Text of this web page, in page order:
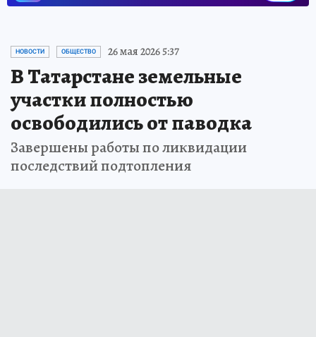
НОВОСТИ ОБЩЕСТВО 26 мая 2026 5:37
В Татарстане земельные
участки полностью
освободились от паводка
Завершены работы по ликвидации
последствий подтопления